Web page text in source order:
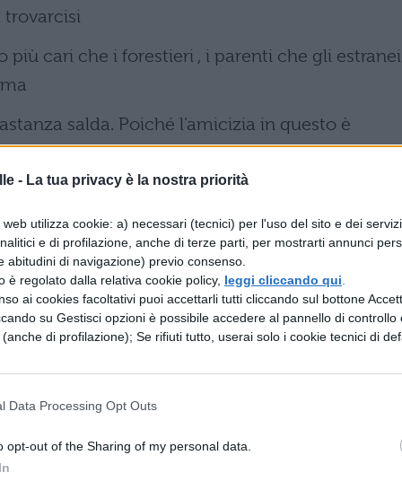
- La tua privacy è la nostra priorità
utilizza cookie: a) necessari (tecnici) per l'uso del sito e dei
e di profilazione, anche di terze parti, per mostrarti annunci
abitudini di navigazione) previo consenso.
è regolato dalla relativa cookie policy, leggi cliccando qui
ai cookies facoltativi puoi accettarli tutti cliccando sul bottone
su Gestisci opzioni è possibile accedere al pannello di controllo
di profilazione); Se rifiuti tutto, userai solo i cookie tecnici di
Data Processing Opt Outs
opt-out of the Sharing of my personal data.
trovarcisi
cari che i forestieri , i parenti che gli
salda. Poiché l’amicizia in questo è
parentela
tolto l’affetto, l’amicizia non c’è più; la
TRADOTTE E OPERE
delle versioni di Ciceronee lo studio
le versioni tradotte
di Latino Perfettamente